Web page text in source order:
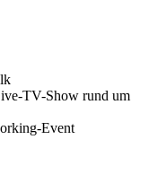
TV-Show rund um
Event